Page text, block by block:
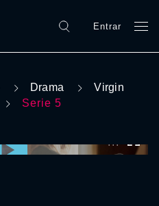
Entrar
Drama
Virgin
Serie 5